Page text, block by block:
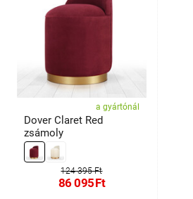
a gyártónál
Dover Claret Red
zsámoly
124 395 Ft
86 095Ft